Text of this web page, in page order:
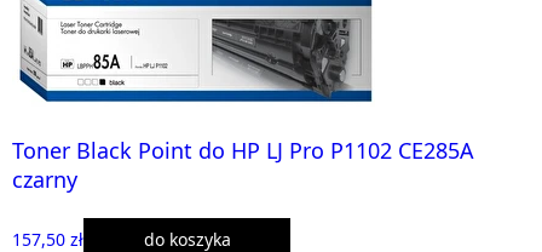
Toner Black Point do HP LJ Pro P1102 CE285A
czarny
157,50 zł do koszyka